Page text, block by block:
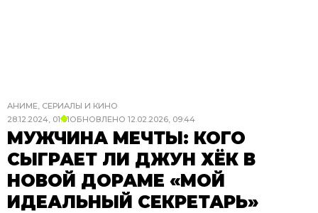
АНИМЕ, СЕРИАЛЫ И КИНО
28.12.2024, 01:01ОБНОВЛЕНО 12.02.2026, 09:44
МУЖЧИНА МЕЧТЫ: КОГО
СЫГРАЕТ ЛИ ДЖУН ХЁК В
НОВОЙ ДОРАМЕ «МОЙ
ИДЕАЛЬНЫЙ СЕКРЕТАРЬ»